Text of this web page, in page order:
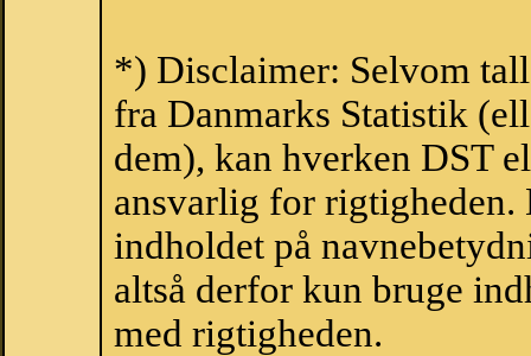
*) Disclaimer: Selvom
fra Danmarks Statistik
dem), kan hverken DST
ansvarlig for
indholdet på
altså derfor kun bruge
med rigtigheden.